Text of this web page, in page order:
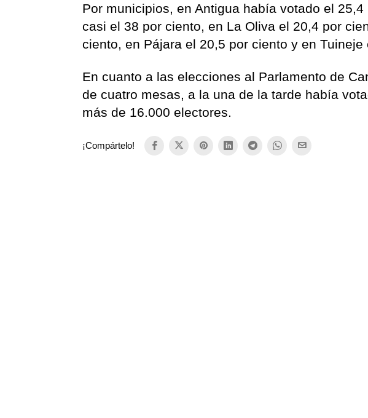
Por municipios, en Antigua había votado el
casi el 38 por ciento, en La Oliva el 20,4 por
ciento, en Pájara el 20,5 por ciento y en Tuineje
En cuanto a las elecciones al Parlamento de
de cuatro mesas, a la una de la tarde había
más de 16.000 electores.
¡Compártelo!